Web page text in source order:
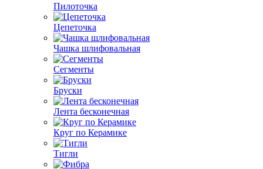
Пилоточка
Цепеточка
Чашка шлифовальная
Сегменты
Бруски
Лента бесконечная
Круг по Керамике
Тигли